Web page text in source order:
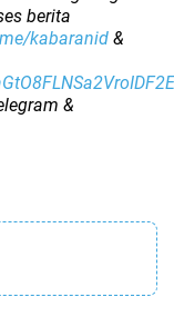
berita
kabaranid &
&